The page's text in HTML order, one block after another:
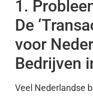
1.
De
voor
Bedrijven
Veel Nederlandse